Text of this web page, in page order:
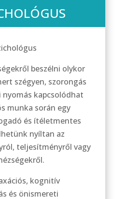
beszélni olykor
szégyen, szorongás
nyomás kapcsolódhat
munka során egy
és ítéletmentes
nyíltan az
teljesítményről vagy
kognitív
és önismereti